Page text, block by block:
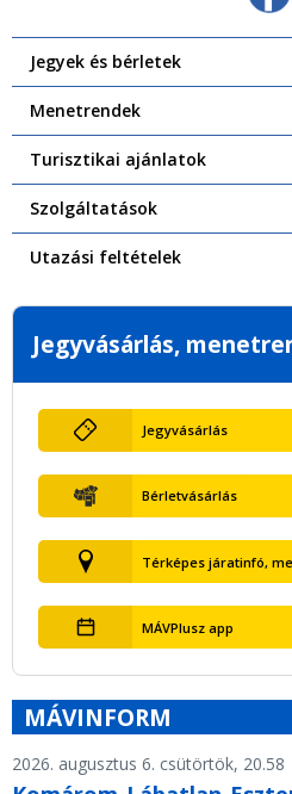
Jegyek és bérletek
Menetrendek
Turisztikai ajánlatok
Szolgáltatások
Utazási feltételek
Jegyvásárlás,
Jegyvásárlás
Bérletvásárlás
Térképes járatinfó,
MÁVPlusz app
MÁVINFORM
2026. augusztus 6. csütörtök, 20.58